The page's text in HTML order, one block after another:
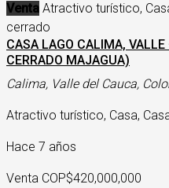
Venta Atractivo turístico,
cerrado
CASA LAGO CALIMA,
CERRADO MAJAGUA)
Calima, Valle del Cauca,
Atractivo turístico, Casa,
Hace 7 años
Venta COP$420,000,000